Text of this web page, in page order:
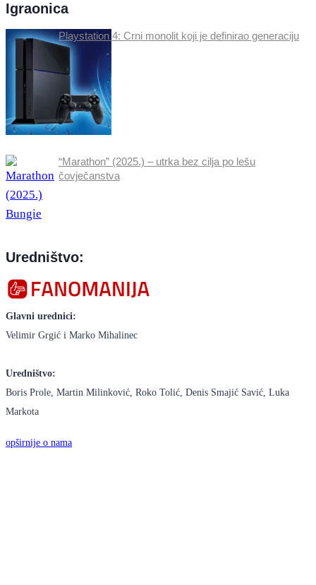
Igraonica
Playstation 4: Crni monolit koji je definirao generaciju
“Marathon” (2025.) – utrka bez cilja po lešu
čovječanstva
Uredništvo:
Glavni urednici:
Velimir Grgić i Marko Mihalinec
Uredništvo:
Boris Prole, Martin Milinković, Roko Tolić, Denis Smajić Savić, Luka
Markota
opširnije o nama